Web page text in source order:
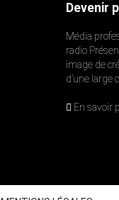
Devenir
Média
radio
image de
d’une large
En savoir